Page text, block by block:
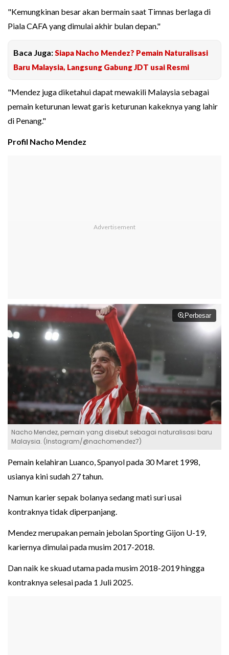
"Kemungkinan besar akan bermain saat Timnas berlaga di
Piala CAFA yang dimulai akhir bulan depan."
Baca Juga:Siapa Nacho Mendez? Pemain Naturalisasi
Baru Malaysia, Langsung Gabung JDT usai Resmi
"Mendez juga diketahui dapat mewakili Malaysia sebagai
pemain keturunan lewat garis keturunan kakeknya yang lahir
di Penang."
Profil Nacho Mendez
Perbesar
Nacho Mendez, pemain yang disebut sebagai naturalisasi baru
Malaysia. (Instagram/@nachomendez7)
Pemain kelahiran Luanco, Spanyol pada 30 Maret 1998,
usianya kini sudah 27 tahun.
Namun karier sepak bolanya sedang mati suri usai
kontraknya tidak diperpanjang.
Mendez merupakan pemain jebolan Sporting Gijon U-19,
kariernya dimulai pada musim 2017-2018.
Dan naik ke skuad utama pada musim 2018-2019 hingga
kontraknya selesai pada 1 Juli 2025.